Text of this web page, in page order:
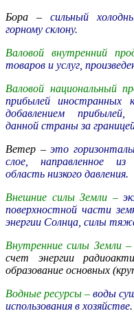
Бора –
сильный
горному склону.
Валовой внутренний
товаров и услуг,
Валовой национальный
прибылей иностранных
добавлением прибылей,
данной страны за
Ветер – это
слое, направленное
область низкого давления.
Внешние силы Земли –
поверхностной части
энергии Солнца, силы
Внутренние силы Земли –
счет энергии
образование основных
Водные ресурсы – воды
использования в хозяйстве.